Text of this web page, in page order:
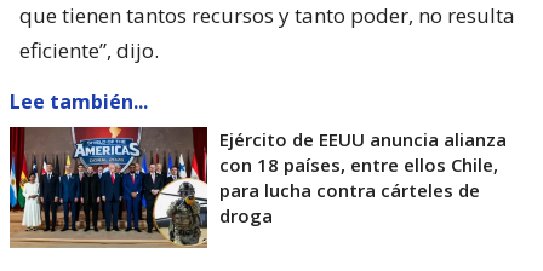
que tienen tantos recursos y tanto poder, no resulta
eficiente”, dijo.
Lee también...
Ejército de EEUU anuncia alianza
con 18 países, entre ellos Chile,
para lucha contra cárteles de
droga